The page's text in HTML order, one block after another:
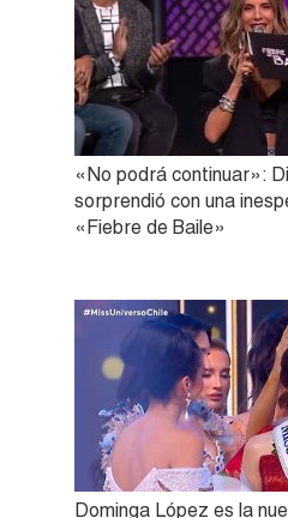
«No podrá continuar»:
sorprendió con una
«Fiebre de Baile»
Dominga López es la